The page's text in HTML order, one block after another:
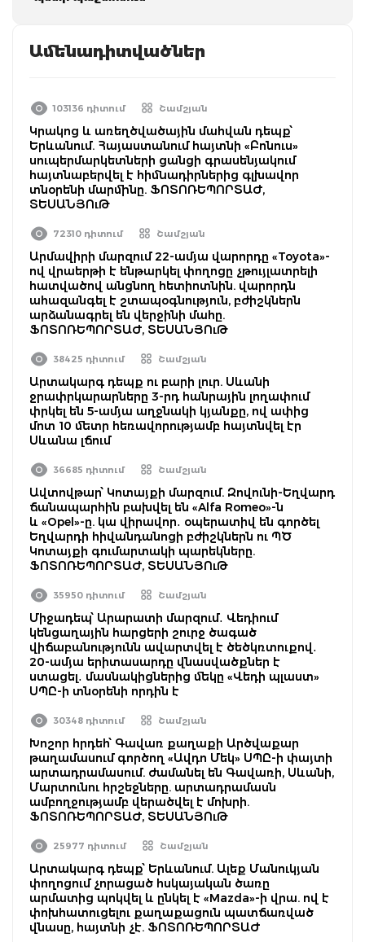
Ամենադիտվածներ
103136 դիտում Շամշյան
Կրակոց և առեղծվածային մահվան դեպք՝
Երևանում. Հայաստանում հայտնի «Բոնուս»
սուպերմարկետների ցանցի գրասենյակում
հայտնաբերվել է հիմնադիրներից գլխավոր
տնօրենի մարմինը. ՖՈՏՈՌԵՊՈՐՏԱԺ,
ՏԵՍԱՆՅՈւԹ
72310 դիտում Շամշյան
Արմավիրի մարզում 22-ամյա վարորդը «Toyota»-
ով վրաերթի է ենթարկել փողոցը չթույլատրելի
հատվածով անցնող հետիոտնին. վարորդն
ահազանգել է շտապօգնություն, բժիշկներն
արձանագրել են վերջինի մահը.
ՖՈՏՈՌԵՊՈՐՏԱԺ, ՏԵՍԱՆՅՈւԹ
38425 դիտում Շամշյան
Արտակարգ դեպք ու բարի լուր. Սևանի
ջրափրկարարները 3-րդ հանրային լողափում
փրկել են 5-ամյա աղջնակի կյանքը, ով ափից
մոտ 10 մետր հեռավորությամբ հայտնվել էր
Սևանա լճում
36685 դիտում Շամշյան
Ավտովթար՝ Կոտայքի մարզում. Զովունի-Եղվարդ
ճանապարհին բախվել են «Alfa Romeo»-ն
և «Opel»-ը. կա վիրավոր․ օպերատիվ են գործել
Եղվարդի հիվանդանոցի բժիշկներն ու ՊԾ
Կոտայքի գումարտակի պարեկները.
ՖՈՏՈՌԵՊՈՐՏԱԺ, ՏԵՍԱՆՅՈւԹ
35950 դիտում Շամշյան
Միջադեպ՝ Արարատի մարզում․ Վեդիում
կենցաղային հարցերի շուրջ ծագած
վիճաբանությունն ավարտվել է ծեծկռտուքով․
20-ամյա երիտասարդը վնասվածքներ է
ստացել․ մասնակիցներից մեկը «Վեդի պլաստ»
ՍՊԸ-ի տնօրենի որդին է
30348 դիտում Շամշյան
Խոշոր հրդեհ՝ Գավառ քաղաքի Արծվաքար
թաղամասում գործող «Ավդո Մեկ» ՍՊԸ-ի փայտի
արտադրամասում. ժամանել են Գավառի, Սևանի,
Մարտունու հրշեջները. արտադրամասն
ամբողջությամբ վերածվել է մոխրի.
ՖՈՏՈՌԵՊՈՐՏԱԺ, ՏԵՍԱՆՅՈւԹ
25977 դիտում Շամշյան
Արտակարգ դեպք՝ Երևանում. Ալեք Մանուկյան
փողոցում չորացած հսկայական ծառը
արմատից պոկվել և ընկել է «Mazda»-ի վրա. ով է
փոխհատուցելու քաղաքացուն պատճառված
վնասը, հայտնի չէ. ՖՈՏՈՌԵՊՈՐՏԱԺ